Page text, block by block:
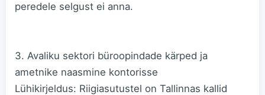
peredele selgust ei anna.
3. Avaliku sektori büroopindade kärped ja
ametnike naasmine kontorisse
Lühikirjeldus: Riigiasutustel on Tallinnas kallid